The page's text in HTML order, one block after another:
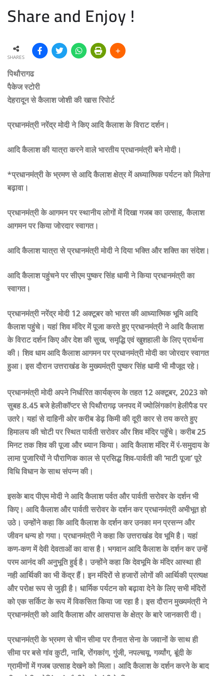
Share and Enjoy !
SHARES
पिथौरागढ
पैकेज स्टोरी
देहरादून से कैलाश जोशी की खास रिपोर्ट
प्रधानमंत्री नरेंद्र मोदी ने किए आदि कैलाश के विराट दर्शन।
आदि कैलाश की यात्रा करने वाले भारतीय प्रधानमंत्री बने मोदी।
*प्रधानमंत्री के भ्रमण से आदि कैलाश क्षेत्र में अध्यात्मिक पर्यटन को मिलेगा
बढ़ावा।
प्रधानमंत्री के आगमन पर स्थानीय लोगों में दिखा गजब का उत्साह, कैलाश
आगमन पर किया जोरदार स्वागत।
आदि कैलाश यात्रा से प्रधानमंत्री मोदी ने दिया भक्ति और शक्ति का संदेश।
आदि कैलाश पहुंचने पर सीएम पुष्कर सिंह धामी ने किया प्रधानमंत्री का
स्वागत।
प्रधानमंत्री नरेंद्र मोदी 12 अक्टूबर को भारत की आध्यात्मिक भूमि आदि
कैलाश पहुंचे। यहां शिव मंदिर में पूजा करते हुए प्रधानमंत्री ने आदि कैलाश
के विराट दर्शन किए और देश की सुख, समृद्धि एवं खुशहाली के लिए प्रार्थना
की। शिव धाम आदि कैलाश आगमन पर प्रधानमंत्री मोदी का जोरदार स्वागत
हुआ। इस दौरान उत्तराखंड के मुख्यमंत्री पुष्कर सिंह धामी भी मौजूद रहे।
प्रधानमंत्री मोदी अपने निर्धारित कार्यक्रम के तहत 12 अक्टूबर, 2023 को
सुबह 8.45 बजे हेलीकॉप्टर से पिथौरागढ़ जनपद में ज्योलिंगकांग हेलीपैड पर
उतरे। यहां से दाहिनी ओर करीब डेढ़ किमी की दूरी कार से तय करते हुए
हिमालय की चोटी पर स्थित पार्वती सरोवर और शिव मंदिर पहुॅचे। करीब 25
मिनट तक शिव की पूजा और ध्यान किया। आदि कैलाश मंदिर में रं-समुदाय के
लामा पुजारियों ने पौराणिक काल से प्रसिद्ध शिव-पार्वती की ‘माटी पूजा’ पूरे
विधि विधान के साथ संपन्न की।
इसके बाद पीएम मोदी ने आदि कैलाश पर्वत और पार्वती सरोवर के दर्शन भी
किए। आदि कैलाश और पार्वती सरोवर के दर्शन कर प्रधानमंत्री अभीभूत हो
उठे। उन्होंने कहा कि आदि कैलाश के दर्शन कर उनका मन प्रसन्न और
जीवन धन्य हो गया। प्रधानमंत्री ने कहा कि उत्तराखंड देव भूमि है। यहां
कण-कण में देवी देवताओं का वास है। भगवान आदि कैलाश के दर्शन कर उन्हें
परम आनंद की अनुभूति हुई है। उन्होंने कहा कि देवभूमि के मंदिर आस्था ही
नही आर्थिकी का भी केंद्र हैं। इन मंदिरों से हजारों लोगों की आर्थिकी प्रत्यक्ष
और परोक्ष रूप से जुड़ी है। धार्मिक पर्यटन को बढ़ावा देने के लिए सभी मंदिरों
को एक सर्किट के रूप में विकसित किया जा रहा है। इस दौरान मुख्यमंत्री ने
प्रधानमंत्री को आदि कैलाश और आसपास के क्षेत्र के बारे जानकारी दी।
प्रधानमंत्री के भ्रमण से चीन सीमा पर तैनात सेना के जवानों के साथ ही
सीमा पर बसे गांव कुटी, नाबि, रोंगकांग, गुंजी, नपल्चयू, गर्व्यांग, बूंदी के
ग्रामीणों में गजब उत्साह देखने को मिला। आदि कैलाश के दर्शन करने के बाद